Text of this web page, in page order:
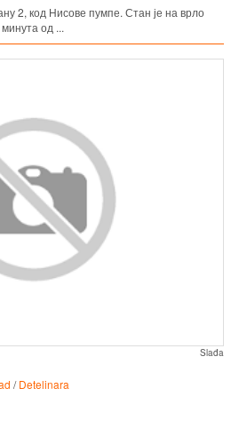
2, код Нисове пумпе. Стан је на врло
минута од ...
Slađa
/Detelinara